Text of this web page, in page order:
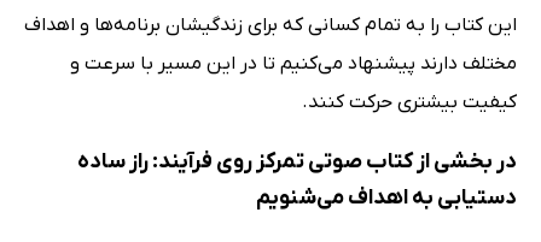
این کتاب را به تمام کسانی که برای زندگیشان برنامه‌ها و اهداف
مختلف دارند پیشنهاد می‌کنیم تا در این مسیر با سرعت و
کیفیت بیشتری حرکت کنند.
در بخشی از کتاب صوتی تمرکز روی فرآیند: راز ساده
دستیابی به اهداف می‌شنویم